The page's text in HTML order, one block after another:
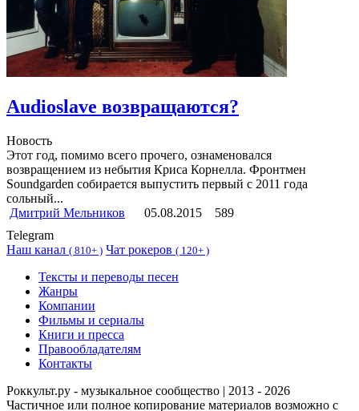
Audioslave возвращаются?
Новость
Этот год, помимо всего прочего, ознаменовался
возвращением из небытия Криса Корнелла. Фронтмен
Soundgarden собирается выпустить первый с 2011 года
сольный...
Дмитрий Мельников
05.08.2015
589
Telegram
Наш канал ( 810+ ) Чат рокеров ( 120+ )
Тексты и переводы песен
Жанры
Компании
Фильмы и сериалы
Книги и пресса
Правообладателям
Контакты
Роккульт.ру - музыкальное сообщество | 2013 - 2026
Частичное или полное копирование материалов возможно с